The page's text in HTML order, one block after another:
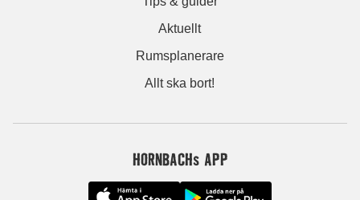
Aktuellt
Rumsplanerare
Allt ska bort!
HORNBACHs APP